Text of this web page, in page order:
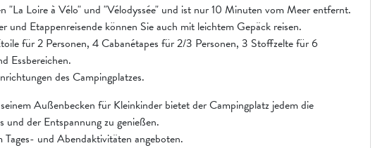
"La Loire à Vélo" und "Vélodyssée" und ist nur 10 Minuten vom Meer entfernt.
und Etappenreisende können Sie auch mit leichtem Gepäck reisen.
für 2 Personen, 4 Cabanétapes für 2/3 Personen, 3 Stoffzelte für 6
Essbereichen.
des Campingplatzes.
Außenbecken für Kleinkinder bietet der Campingplatz jedem die
der Entspannung zu genießen.
und Abendaktivitäten angeboten.